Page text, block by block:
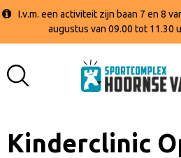
I.v.m. een activiteit zijn baan 7 en 8
augustus van 09.00 tot 11.30
Kinderclinic